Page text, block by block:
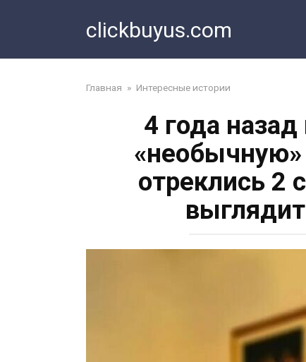
clickbuyus.com
Главная » Интересные истории
4 года
«необычную»
отреклись 2